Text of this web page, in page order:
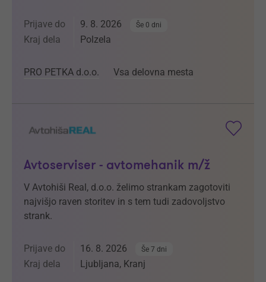
Prijave do 9. 8. 2026 Še 0 dni
Kraj dela Polzela
PRO PETKA d.o.o. Vsa delovna mesta
Avtoserviser - avtomehanik m/ž
V Avtohiši Real, d.o.o. želimo strankam zagotoviti
najvišjo raven storitev in s tem tudi zadovoljstvo
strank.
Prijave do 16. 8. 2026 Še 7 dni
Kraj dela Ljubljana, Kranj